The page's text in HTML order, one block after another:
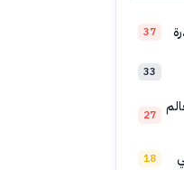
37
33
27
18